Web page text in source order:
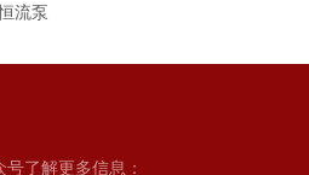
流泵
了解更多信息：